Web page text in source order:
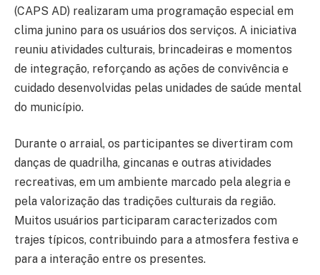
(CAPS AD) realizaram uma programação especial em
clima junino para os usuários dos serviços. A iniciativa
reuniu atividades culturais, brincadeiras e momentos
de integração, reforçando as ações de convivência e
cuidado desenvolvidas pelas unidades de saúde mental
do município.
Durante o arraial, os participantes se divertiram com
danças de quadrilha, gincanas e outras atividades
recreativas, em um ambiente marcado pela alegria e
pela valorização das tradições culturais da região.
Muitos usuários participaram caracterizados com
trajes típicos, contribuindo para a atmosfera festiva e
para a interação entre os presentes.